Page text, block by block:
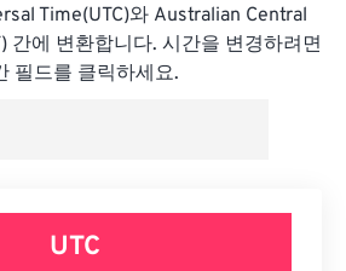
Time(UTC)와 Australian Central
간에 변환합니다. 시간을 변경하려면
필드를 클릭하세요.
UTC